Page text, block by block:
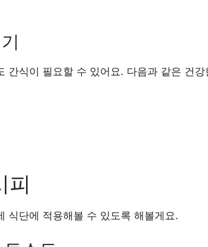
간식이 필요할 수 있어요. 다음과 같은 건
피
식단에 적용해볼 수 있도록 해볼게요.